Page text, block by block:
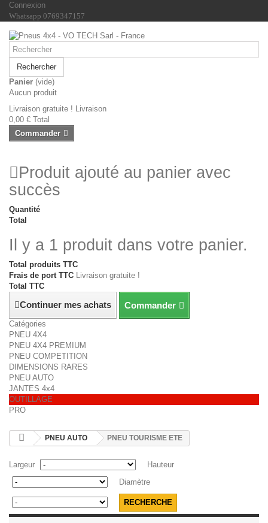
Connexion
Whatsapp 0769347157
Rechercher
Panier (vide)
Aucun produit
Livraison gratuite ! Livraison
0,00 € Total
Commander
Produit ajouté au panier avec
succès
Quantité
Total
Il y a 1 produit dans votre panier.
Total produits TTC
Frais de port TTC Livraison gratuite !
Total TTC
Continuer mes achats Commander
Catégories
PNEU 4X4
PNEU 4X4 PREMIUM
PNEU COMPETITION
DIMENSIONS RARES
PNEU AUTO
JANTES 4x4
OUTILLAGE
PRO
PNEU AUTO PNEU TOURISME ETE
Largeur
Hauteur
Diamètre